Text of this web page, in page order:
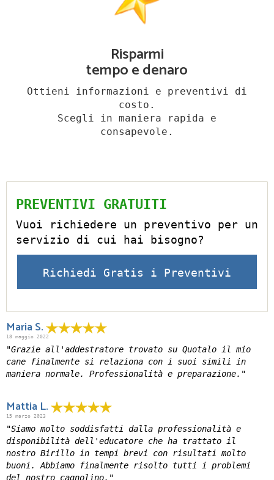
Risparmi
tempo e denaro
Ottieni informazioni e preventivi di
costo.
Scegli in maniera rapida e
consapevole.
PREVENTIVI GRATUITI
Vuoi richiedere un preventivo per un
servizio di cui hai bisogno?
Richiedi Gratis i Preventivi
Maria S.
18 maggio 2022
"Grazie all'addestratore trovato su Quotalo il mio
cane finalmente si relaziona con i suoi simili in
maniera normale. Professionalità e preparazione."
Mattia L.
15 marzo 2023
"Siamo molto soddisfatti dalla professionalità e
disponibilità dell'educatore che ha trattato il
nostro Birillo in tempi brevi con risultati molto
buoni. Abbiamo finalmente risolto tutti i problemi
del nostro cagnolino."